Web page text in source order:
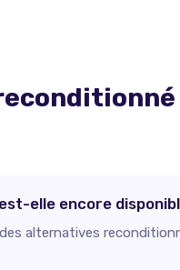
elle encore
alternatives